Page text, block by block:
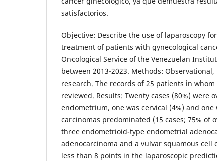
satisfactorios.
Objective: Describe the use of laparoscopy
treatment of patients with gynecological
Oncological Service of the Venezuelan
between 2013-2023. Methods:
research. The records of 25 patients in
reviewed. Results: Twenty cases (80%) were
endometrium, one was cervical (4%) and one
carcinomas predominated (15 cases; 75% of
three endometrioid-type endometrial
adenocarcinoma and a vulvar squamous cell
less than 8 points in the laparoscopic